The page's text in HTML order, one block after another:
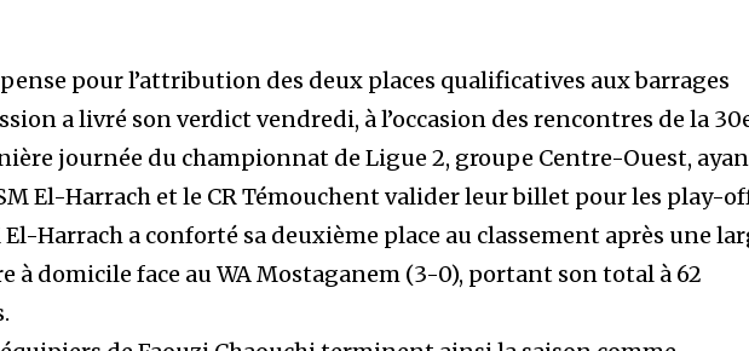
pour l’attribution des deux places qualificatives aux barrages
a livré son verdict vendredi, à l’occasion des rencontres de la
journée du championnat de Ligue 2, groupe Centre-Ouest,
El-Harrach et le CR Témouchent valider leur billet pour les play-
El-Harrach a conforté sa deuxième place au classement après une
à domicile face au WA Mostaganem (3-0), portant son total à 62